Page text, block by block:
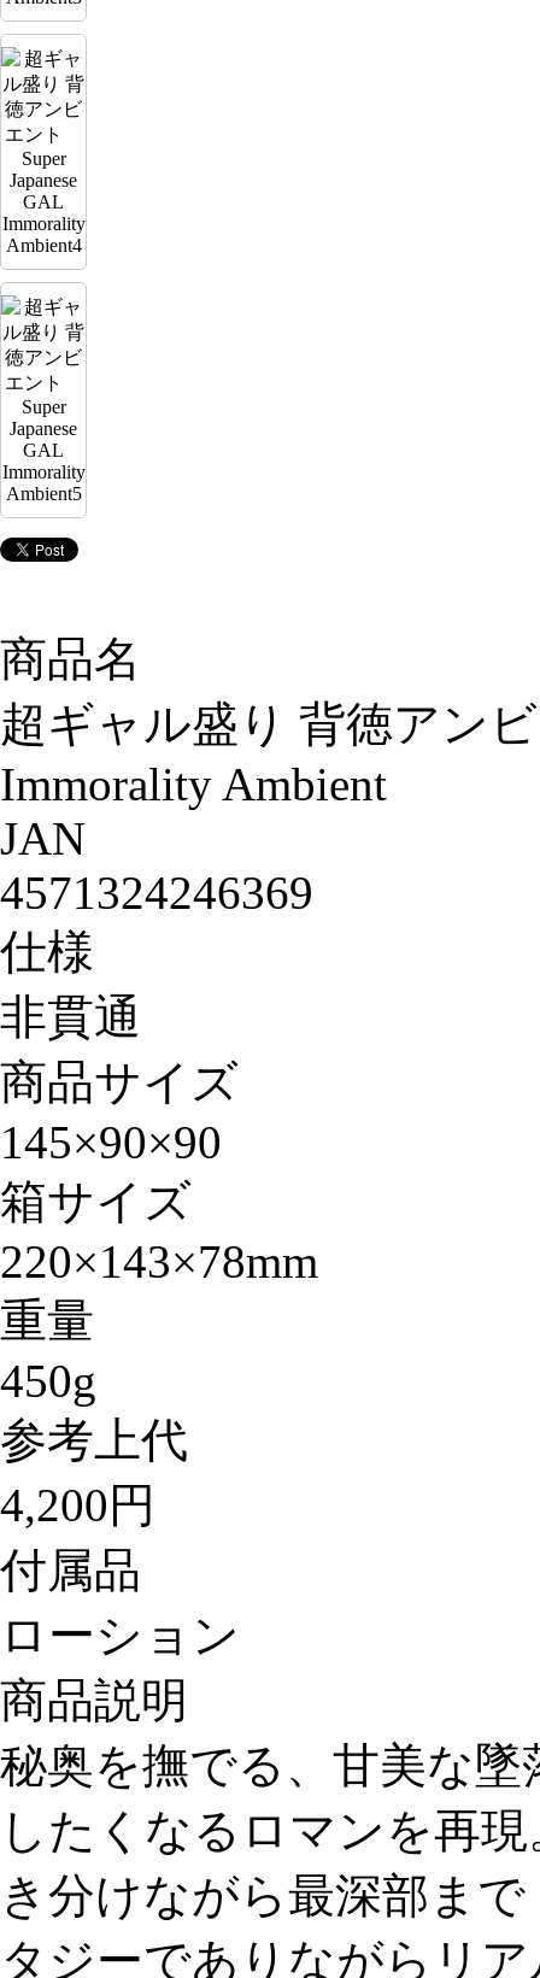
商品名
超ギャル盛り 背徳アン
Immorality Ambient
JAN
4571324246369
仕様
非貫通
商品サイズ
145×90×90
箱サイズ
220×143×78mm
重量
450g
参考上代
4,200円
付属品
ローション
商品説明
秘奥を撫でる、甘美な
したくなるロマンを再
き分けながら最深部ま
タジーでありながらリ